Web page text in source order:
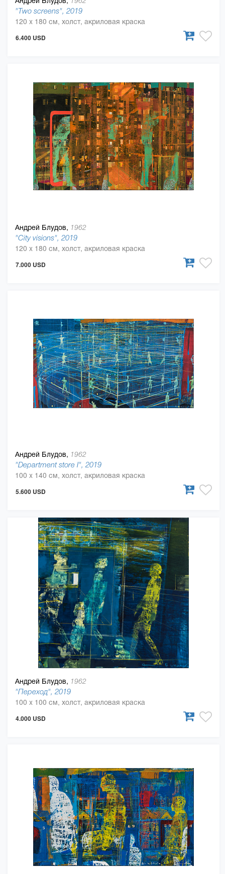
"Two screens", 2019
120 x 180 см, холст, акриловая краска
6.400 USD
Андрей Блудов, 1962
"City visions", 2019
120 x 180 см, холст, акриловая краска
7.000 USD
Андрей Блудов, 1962
"Department store I", 2019
100 x 140 см, холст, акриловая краска
5.600 USD
Андрей Блудов, 1962
"Переход", 2019
100 x 100 см, холст, акриловая краска
4.000 USD